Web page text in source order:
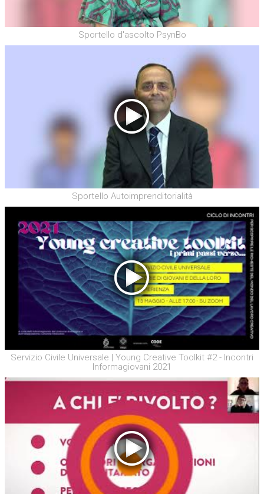
Sportello d'ascolto PsynBo
Sportello Autoimprenditorialità
Servizio Civile Universale | Young Creative Toolkit #2 - Incontri
Informagiovani 2021